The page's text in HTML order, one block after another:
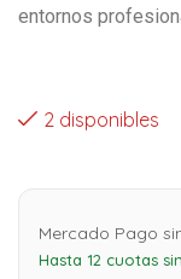
entornos
2 disponibles
Mercado Pago
Hasta 12 cuotas